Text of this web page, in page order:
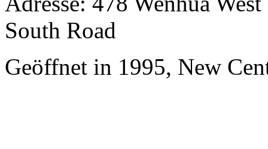
South Road
Geöffnet in 1995, New